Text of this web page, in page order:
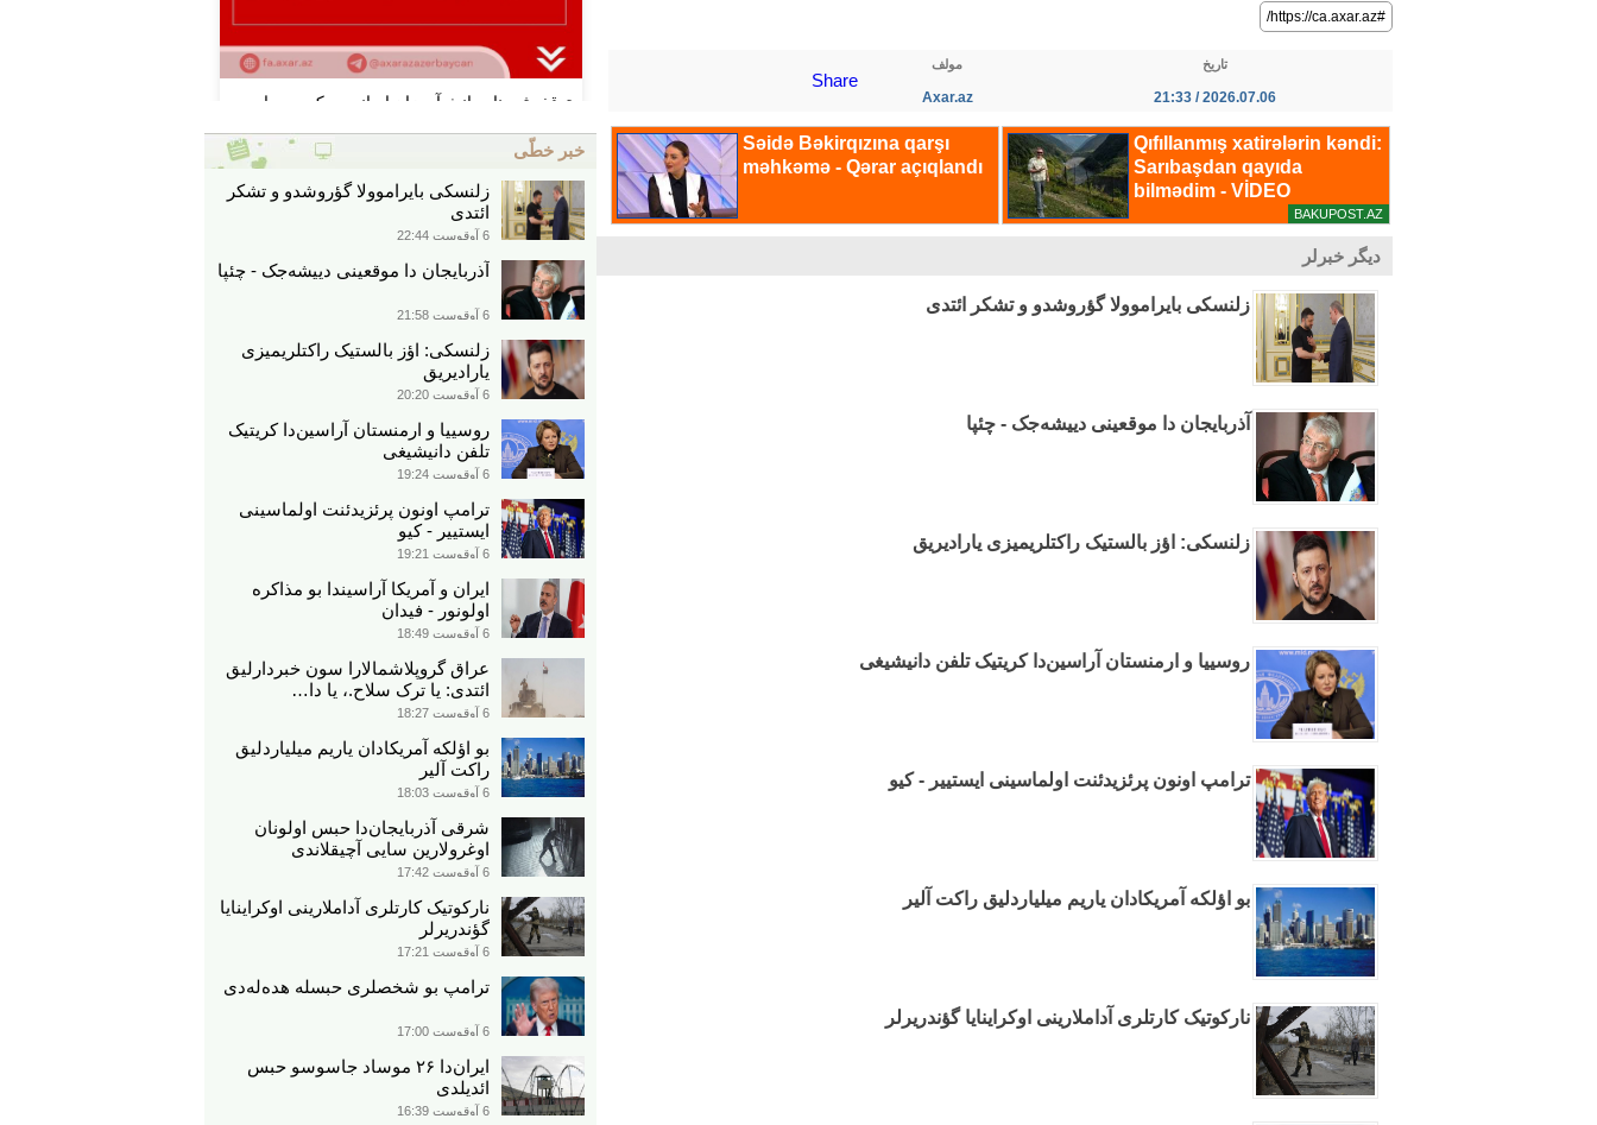
#https://ca.axar.az/
تاریخ
2026.07.06 / 21:33
مولف
Axar.az
Share
دیگر خبرلر
زلنسکی بایراموولا گؤروشدو و تشکر ائتدی
آذربایجان دا موقعینی دییشه‌جک - چئپا
زلنسکی: اؤز بالستیک راکتلریمیزی یارادیریق
روسییا و ارمنستان آراسین‌دا کریتیک تلفن دانیشیغی
ترامپ اونون پرئزیدئنت اولماسینی ایستییر - کیو
بو اؤلکه آمریکادان یاریم میلیاردلیق راکت آلیر
نارکوتیک کارتلری آداملارینی اوکراینایا گؤندریرلر
خبر خطّی
زلنسکی بایراموولا گؤروشدو و تشکر
ائتدی
6 آوقوست 22:44
آذربایجان دا موقعینی دییشه‌جک - چئپا
6 آوقوست 21:58
زلنسکی: اؤز بالستیک راکتلریمیزی
یارادیریق
6 آوقوست 20:20
روسییا و ارمنستان آراسین‌دا کریتیک
تلفن دانیشیغی
6 آوقوست 19:24
ترامپ اونون پرئزیدئنت اولماسینی
ایستییر - کیو
6 آوقوست 19:21
ایران و آمریکا آراسیندا بو مذاکره
اولونور - فیدان
6 آوقوست 18:49
عراق گروپلاشمالارا سون خبردارلیق
ائتدی: یا ترک سلاح.، یا دا…
6 آوقوست 18:27
بو اؤلکه آمریکادان یاریم میلیاردلیق
راکت آلیر
6 آوقوست 18:03
شرقی آذربایجان‌دا حبس اولونان
اوغرولارین سایی آچیقلاندی
6 آوقوست 17:42
نارکوتیک کارتلری آداملارینی اوکراینایا
گؤندریرلر
6 آوقوست 17:21
ترامپ بو شخصلری حبسله هده‌له‌دی
6 آوقوست 17:00
ایران‌دا ۲۶ موساد جاسوسو حبس
ائدیلدی
6 آوقوست 16:39